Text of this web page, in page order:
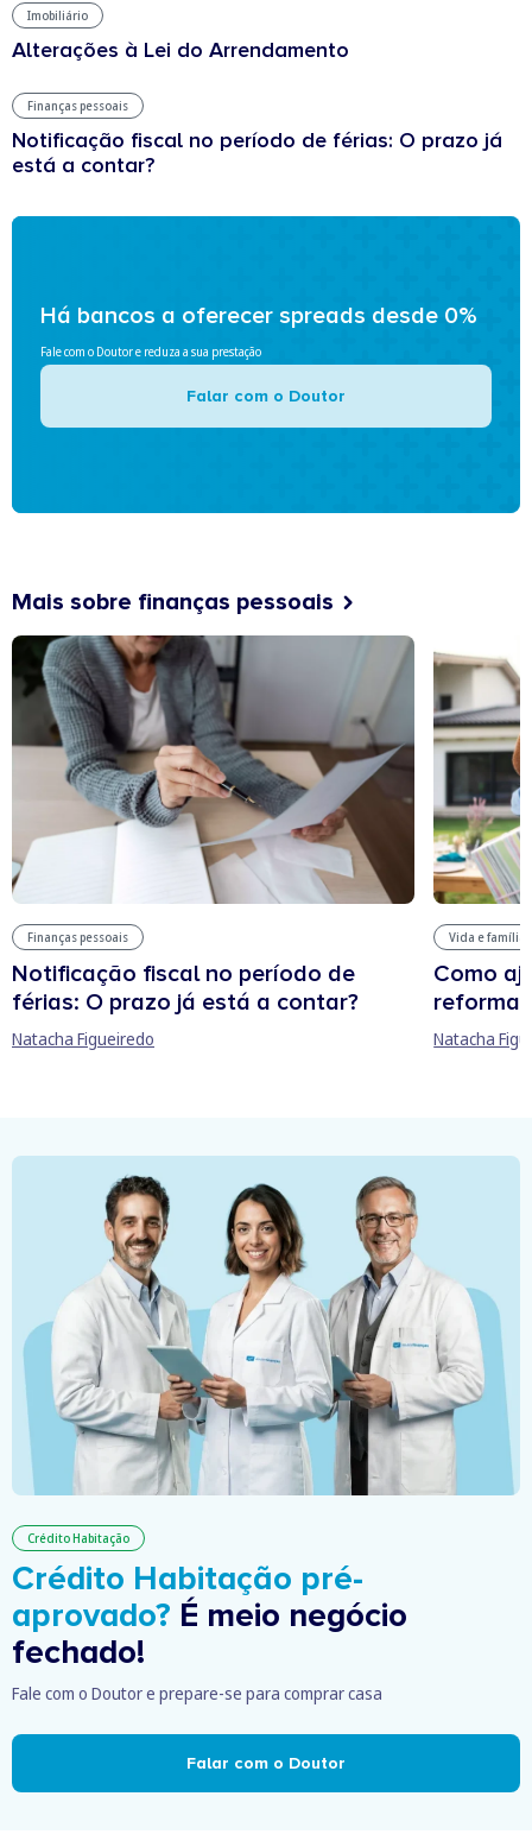
Imobiliário
Alterações à Lei do Arrendamento
Finanças pessoais
Notificação fiscal no período de férias: O prazo já
está a contar?
Há bancos a oferecer spreads desde 0%
Fale com o Doutor e reduza a sua prestação
Falar com o Doutor
Mais sobre finanças pessoais
Finanças pessoais
Notificação fiscal no período de
férias: O prazo já está a contar?
Natacha Figueiredo
Vida e família
Como
reforma
Natacha
Crédito Habitação
Crédito Habitação pré-
aprovado? É meio negócio
fechado!
Fale com o Doutor e prepare-se para comprar casa
Falar com o Doutor